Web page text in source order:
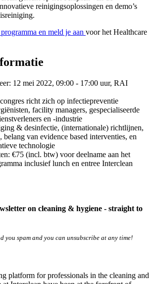
reinigingsoplossingen en demo’s
en meld je aan voor het Healthcare
12 mei 2022, 09:00 - 17:00 uur, RAI
richt zich op infectiepreventie
facility managers, gespecialiseerde
en -industrie
& desinfectie, (internationale) richtlijnen,
belang van evidence based interventies, en
technologie
€75 (incl. btw) voor deelname aan het
inclusief lunch en entree Interclean
on cleaning & hygiene - straight to
you spam and you can unsubscribe at any time!
platform for professionals in the cleaning and